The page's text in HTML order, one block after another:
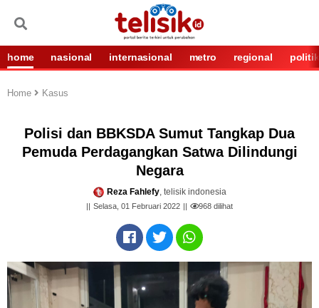
home nasional internasional metro regional politik
Home Kasus
Polisi dan BBKSDA Sumut Tangkap Dua
Pemuda Perdagangkan Satwa Dilindungi
Negara
Reza Fahlefy, telisik indonesia
Selasa, 01 Februari 2022 968 dilihat